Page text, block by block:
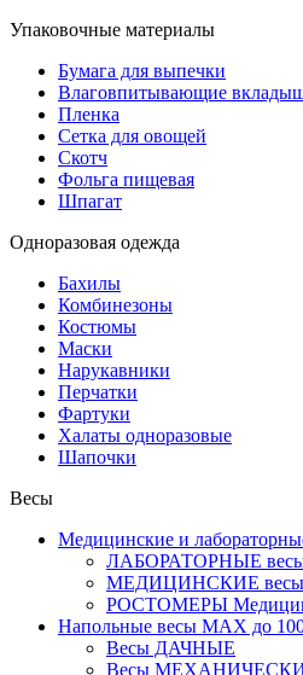
Упаковочные материалы
Бумага для выпечки
Влаговпитывающие
Пленка
Сетка для овощей
Скотч
Фольга пищевая
Шпагат
Одноразовая одежда
Бахилы
Комбинезоны
Костюмы
Маски
Нарукавники
Перчатки
Фартуки
Халаты одноразовые
Шапочки
Весы
Медицинские и
ЛАБОРАТОРНЫЕ
МЕДИЦИНСКИЕ весы
РОСТОМЕРЫ
Напольные весы MAX до
Весы ДАЧНЫЕ
Весы